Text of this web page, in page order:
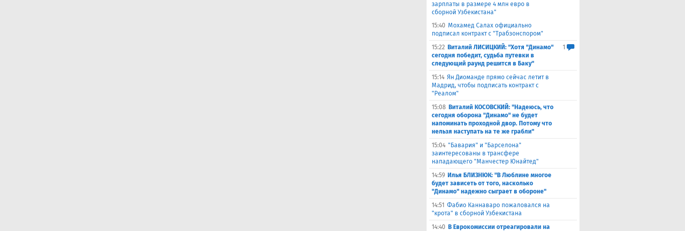
зарплаты в размере 4 млн евро в
сборной Узбекистана"
15:40 Мохамед Салах официально
подписал контракт с "Трабзонспором"
15:22 Виталий ЛИСИЦКИЙ: "Хотя "Динамо"
сегодня победит, судьба путевки в
следующий раунд решится в Баку"
1
15:14 Ян Диоманде прямо сейчас летит в
Мадрид, чтобы подписать контракт с
"Реалом"
15:08 Виталий КОСОВСКИЙ: "Надеюсь, что
сегодня оборона "Динамо" не будет
напоминать проходной двор. Потому что
нельзя наступать на те же грабли"
15:04 "Бавария" и "Барселона"
заинтересованы в трансфере
нападающего "Манчестер Юнайтед"
14:59 Илья БЛИЗНЮК: "В Люблине многое
будет зависеть от того, насколько
"Динамо" надежно сыграет в обороне"
14:51 Фабио Каннаваро пожаловался на
"крота" в сборной Узбекистана
14:40 В Еврокомиссии отреагировали на